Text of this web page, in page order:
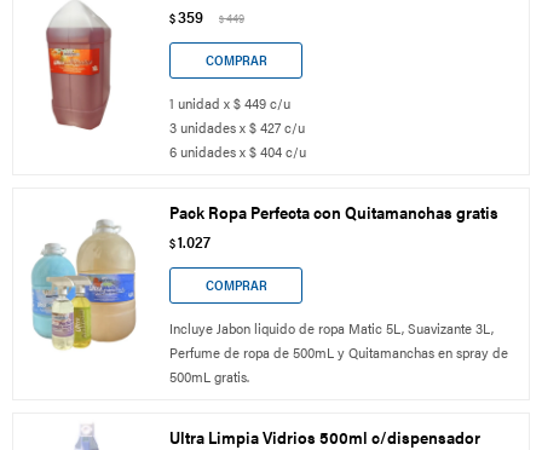
$359 $449
1 unidad x $ 449 c/u
3 unidades x $ 427 c/u
6 unidades x $ 404 c/u
Pack Ropa Perfecta con Quitamanchas gratis
$1.027
Incluye Jabon liquido de ropa Matic 5L, Suavizante 3L,
Perfume de ropa de 500mL y Quitamanchas en spray de
500mL gratis.
Ultra Limpia Vidrios 500ml c/dispensador